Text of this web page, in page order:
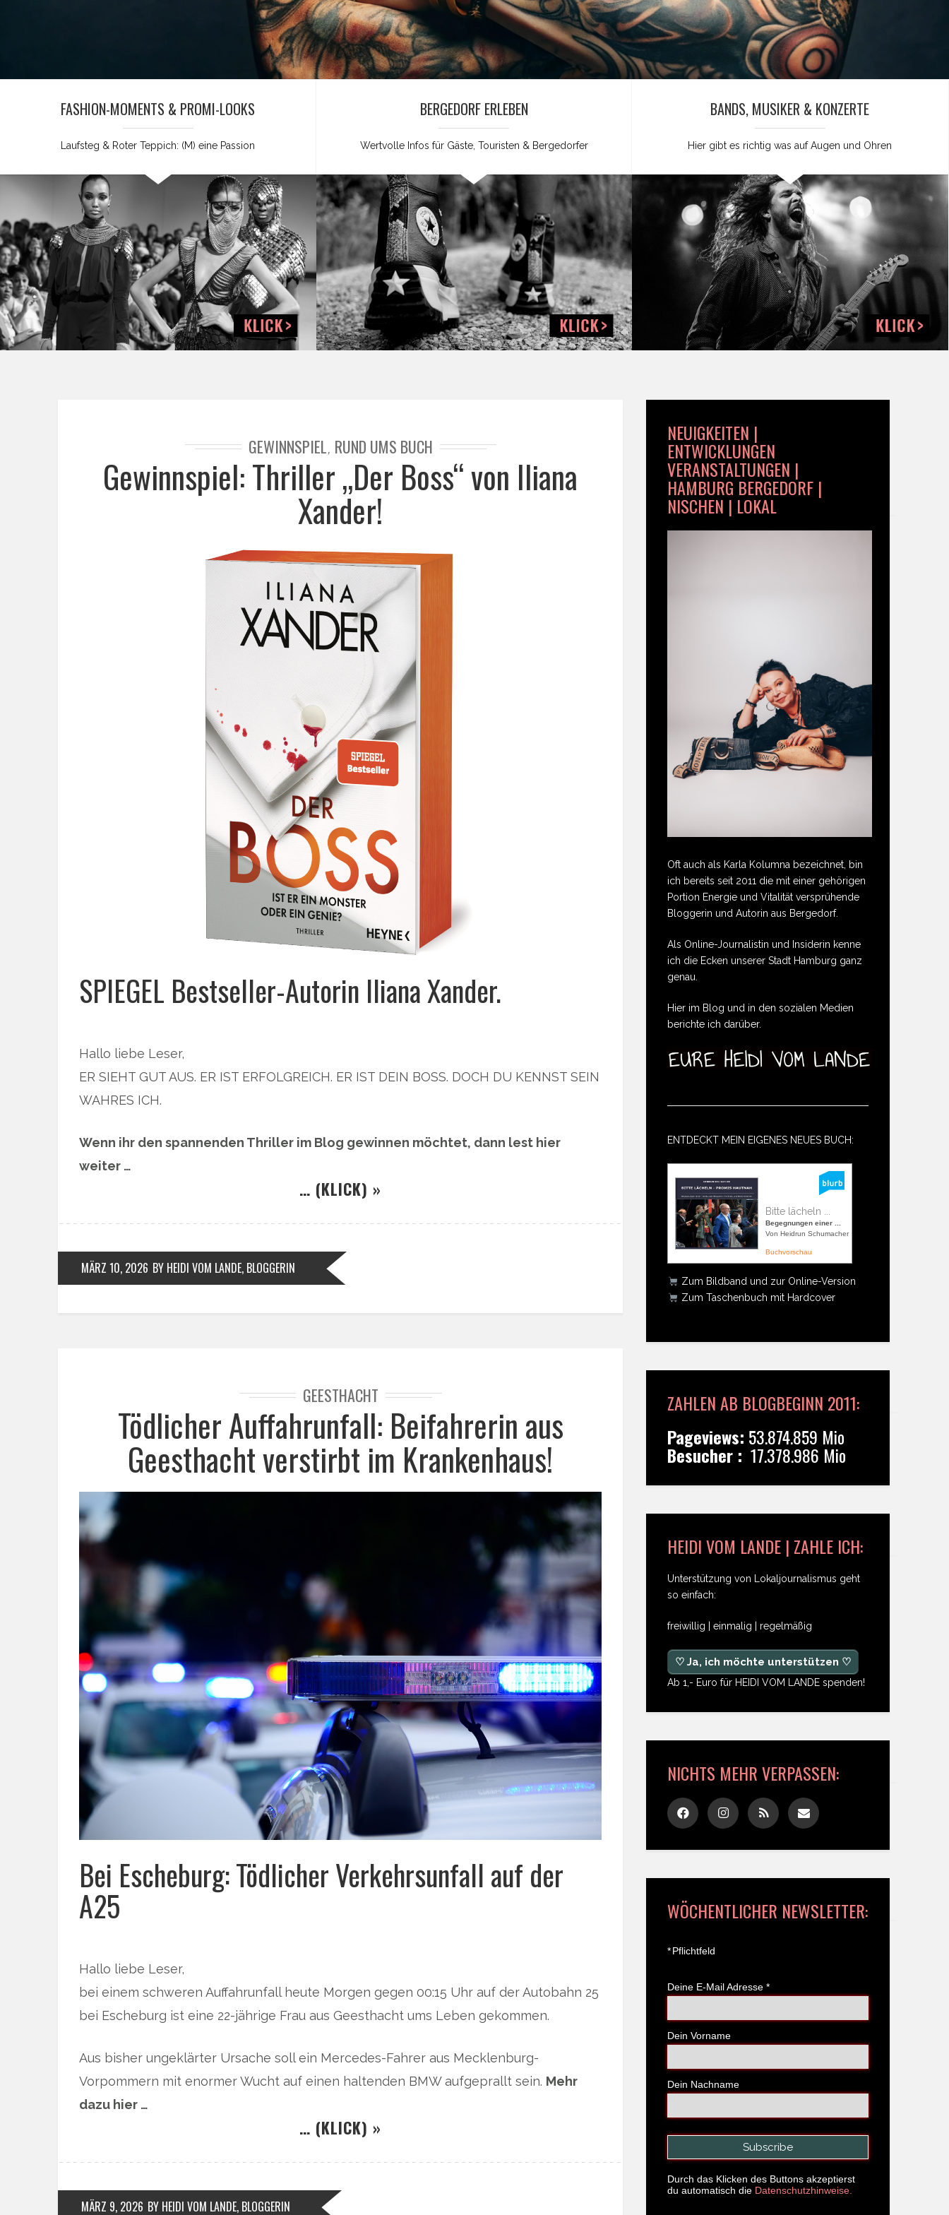
FASHION-MOMENTS & PROMI-LOOKS
Laufsteg & Roter Teppich: (M) eine Passion
BERGEDORF ERLEBEN
Wertvolle Infos für Gäste, Touristen & Bergedorfer
BANDS, MUSIKER & KONZERTE
Hier gibt es richtig was auf Augen und Ohren
GEWINNSPIEL, RUND UMS BUCH
Gewinnspiel: Thriller „Der Boss“ von Iliana
Xander!
SPIEGEL Bestseller-Autorin Iliana Xander.
Hallo liebe Leser,
ER SIEHT GUT AUS. ER IST ERFOLGREICH. ER IST DEIN BOSS. DOCH DU KENNST SEIN
WAHRES ICH.
Wenn ihr den spannenden Thriller im Blog gewinnen möchtet, dann lest hier
weiter …
… (KLICK) »
MÄRZ 10, 2026 BY HEIDI VOM LANDE, BLOGGERIN
GEESTHACHT
Tödlicher Auffahrunfall: Beifahrerin aus
Geesthacht verstirbt im Krankenhaus!
Bei Escheburg: Tödlicher Verkehrsunfall auf der
A25
Hallo liebe Leser,
bei einem schweren Auffahrunfall heute Morgen gegen 00:15 Uhr auf der Autobahn 25
bei Escheburg ist eine 22-jährige Frau aus Geesthacht ums Leben gekommen.
Aus bisher ungeklärter Ursache soll ein Mercedes-Fahrer aus Mecklenburg-
Vorpommern mit enormer Wucht auf einen haltenden BMW aufgeprallt sein. Mehr
dazu hier …
… (KLICK) »
MÄRZ 9, 2026 BY HEIDI VOM LANDE, BLOGGERIN
NEUIGKEITEN |
ENTWICKLUNGEN
VERANSTALTUNGEN |
HAMBURG BERGEDORF |
NISCHEN | LOKAL
Oft auch als Karla Kolumna bezeichnet, bin
ich bereits seit 2011 die mit einer gehörigen
Portion Energie und Vitalität versprühende
Bloggerin und Autorin aus Bergedorf.
Als Online-Journalistin und Insiderin kenne
ich die Ecken unserer Stadt Hamburg ganz
genau.
Hier im Blog und in den sozialen Medien
berichte ich darüber.
ENTDECKT MEIN EIGENES NEUES BUCH:
Bitte lächeln ...
Begegnungen einer ...
Von Heidrun Schumacher
Buchvorschau
Zum Bildband und zur Online-Version
Zum Taschenbuch mit Hardcover
ZAHLEN AB BLOGBEGINN 2011:
Pageviews: 53.874.859 Mio
Besucher : 17.378.986 Mio
HEIDI VOM LANDE | ZAHLE ICH:
Unterstützung von Lokaljournalismus geht
so einfach:
freiwillig | einmalig | regelmäßig
♡ Ja, ich möchte unterstützen ♡
Ab 1,- Euro für HEIDI VOM LANDE spenden!
NICHTS MEHR VERPASSEN:
WÖCHENTLICHER NEWSLETTER:
*Pflichtfeld
Deine E-Mail Adresse *
Dein Vorname
Dein Nachname
Durch das Klicken des Buttons akzeptierst
du automatisch die Datenschutzhinweise.